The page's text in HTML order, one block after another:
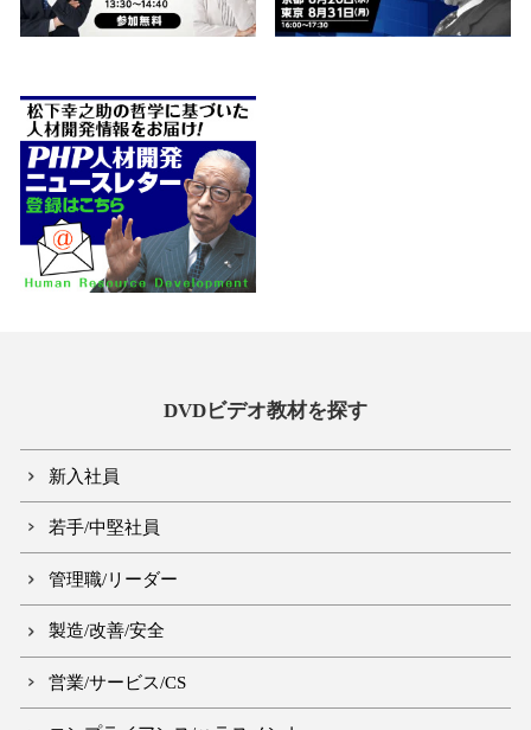
DVDビデオ教材を探す
新入社員
若手/中堅社員
管理職/リーダー
製造/改善/安全
営業/サービス/CS